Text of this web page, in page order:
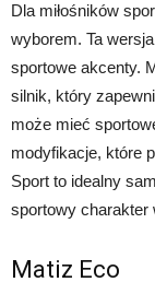
Dla miłośników
wyborem. Ta
sportowe akcenty.
silnik, który
może mieć
modyfikacje, które
Sport to idealny
sportowy charakter
Matiz Eco